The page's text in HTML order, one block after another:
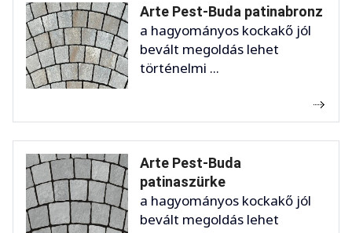
Arte Pest-Buda patinabronz
a hagyományos kockakő jól
bevált megoldás lehet
történelmi ...
Arte Pest-Buda
patinaszürke
a hagyományos kockakő jól
bevált megoldás lehet